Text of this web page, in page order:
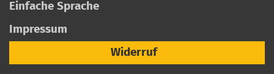
Einfache Sprache
Impressum
Widerruf